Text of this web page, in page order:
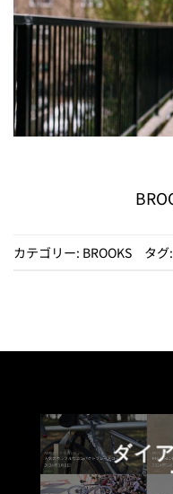
カテゴリー: BROOKS タグ:
ダイ